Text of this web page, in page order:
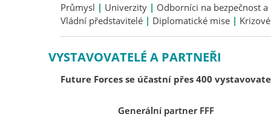
Průmysl | Univerzity | Odborníci na bezpečnost
Vládní představitelé | Diplomatické mise |
VYSTAVOVATELÉ A PARTNEŘI
Future Forces se účastní přes 400
Generální partner FFF